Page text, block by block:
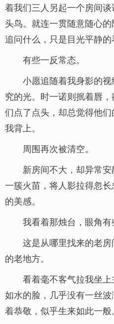
着我们三人另起一个房间
头鸟。就连一贯随意随心
追问什么，只是目光平静的
有些一反常态。
小愿追随着我身影的
究的光。时一诺则抿着唇
们点了点头，却总觉得他
我背上。
周围再次被清空。
新房间不大，却异常
一簇火苗，将人影拉得忽
的美感。
我看着那烛台，眼角有
这是从哪里找来的老
的老地方。
看着毫不客气拉我坐
如水的脸，几乎没有一丝
着恭敬，似乎生来如此一般。